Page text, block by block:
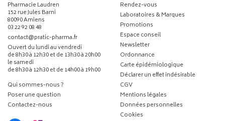
Pharmacie Laudren
152 rue Jules Barni
80090 Amiens
03 22 92 08 48
contact-
@-
pratic-pharma.fr
Ouvert du lundi au vendredi
de 8h30 à 12h30 et de 13h30 à 20h00
le samedi
de 8h30 à 12h30 et de 14h00 à 19h00
Qui sommes-nous ?
Poser une question
Contactez-nous
Rendez-vous
Laboratoires & Marques
Promotions
Espace conseil
Newsletter
Ordonnance
Carte épidémiologique
Déclarer un effet indésirable
CGV
Mentions légales
Données personnelles
Cookies